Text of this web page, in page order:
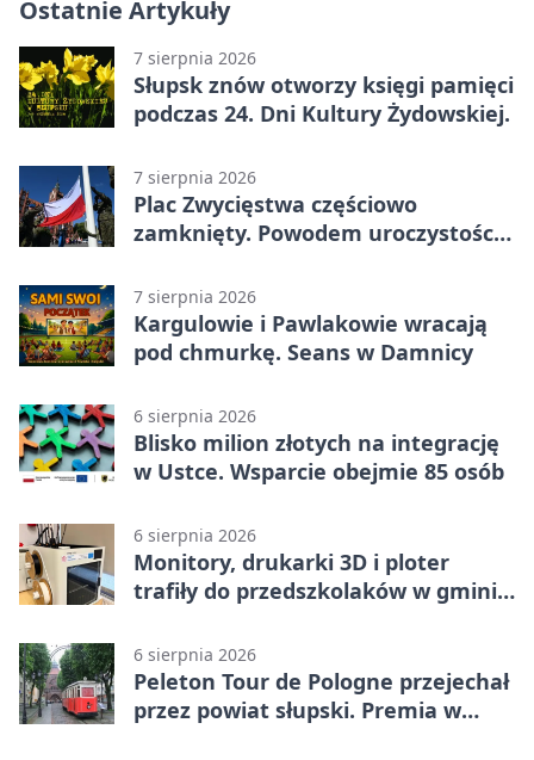
Ostatnie Artykuły
7 sierpnia 2026
Słupsk znów otworzy księgi pamięci
podczas 24. Dni Kultury Żydowskiej.
7 sierpnia 2026
Plac Zwycięstwa częściowo
zamknięty. Powodem uroczystości
7 sierpnia 2026
Kargulowie i Pawlakowie wracają
pod chmurkę. Seans w Damnicy
6 sierpnia 2026
Blisko milion złotych na integrację
w Ustce. Wsparcie obejmie 85 osób
6 sierpnia 2026
Monitory, drukarki 3D i ploter
trafiły do przedszkolaków w gminie
6 sierpnia 2026
Peleton Tour de Pologne przejechał
przez powiat słupski. Premia w